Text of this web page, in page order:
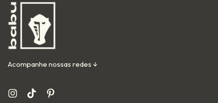
Acompanhe nossas redes ↓